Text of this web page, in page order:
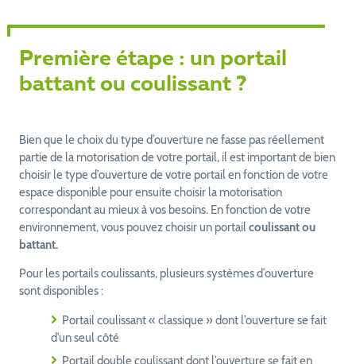
Première étape : un portail
battant ou coulissant ?
Bien que le choix du type d’ouverture ne fasse pas réellement
partie de la motorisation de votre portail, il est important de bien
choisir le type d’ouverture de votre portail en fonction de votre
espace disponible pour ensuite choisir la motorisation
correspondant au mieux à vos besoins. En fonction de votre
environnement, vous pouvez choisir un portailcoulissant ou
battant.
Pour les portails coulissants, plusieurs systèmes d’ouverture
sont disponibles :
Portail coulissant « classique » dont l’ouverture se fait
d’un seul côté
Portail double coulissant dont l’ouverture se fait en